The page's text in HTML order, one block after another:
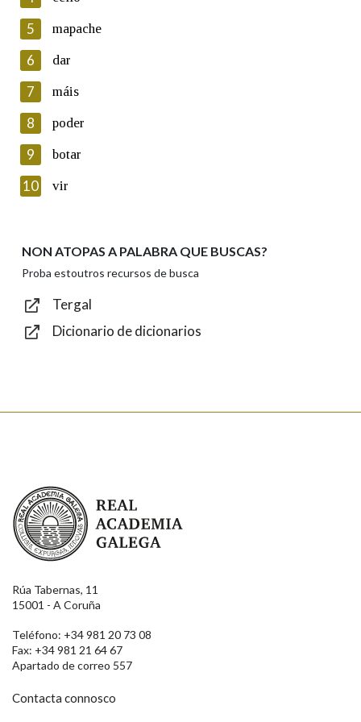
Lin e acepto as condicións da política de
Introduce o código que aparece na imaxe:
Texto de verificación
Enviar
5 mapache
6 dar
7 máis
8 poder
9 botar
10 vir
NON ATOPAS A PALABRA QUE BUSCAS?
Proba estoutros recursos de busca
Tergal
Dicionario de dicionarios
Real Academia Galega
Rúa Tabernas, 11
15001 - A Coruña
Teléfono: +34 981 20 73 08
Fax: +34 981 21 64 67
Apartado de correo 557
Contacta connosco